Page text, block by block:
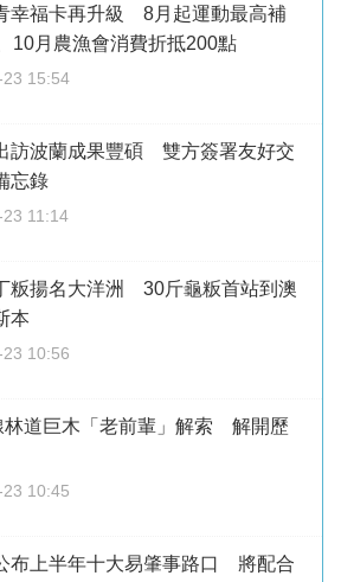
幸福卡再升級 8月起運動最高補
10月農漁會消費折抵200點
15:54
訪波蘭成果豐碩 雙方簽署友好交
忘錄
11:14
粄揚名大洋洲 30斤龜粄首站到澳
本
10:56
林道巨木「老前輩」解索 解開歷
10:45
布上半年十大易肇事路口 將配合